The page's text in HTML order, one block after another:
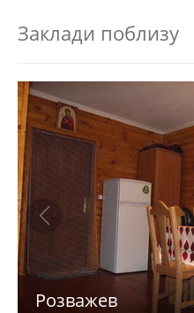
Заклади поблизу
Розважев